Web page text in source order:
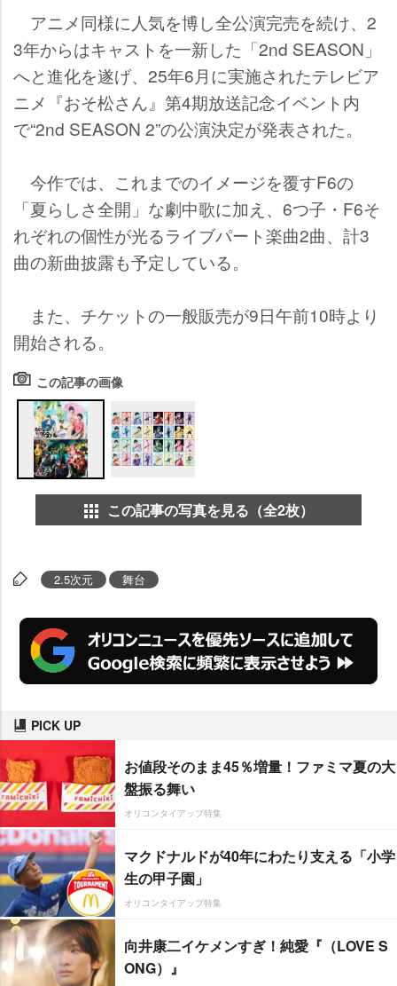
アニメ同様に人気を博し全公演完売を続け、2
3年からはキャストを一新した「2nd SEASON」
へと進化を遂げ、25年6月に実施されたテレビア
ニメ『おそ松さん』第4期放送記念イベント内
で“2nd SEASON 2”の公演決定が発表された。
今作では、これまでのイメージを覆すF6の
「夏らしさ全開」な劇中歌に加え、6つ子・F6そ
れぞれの個性が光るライブパート楽曲2曲、計3
曲の新曲披露も予定している。
また、チケットの一般販売が9日午前10時より
開始される。
この記事の画像
この記事の写真を見る（全2枚）
2.5次元 舞台
PICK UP
お値段そのまま45％増量！ファミマ夏の大
盤振る舞い
オリコンタイアップ特集
マクドナルドが40年にわたり支える「小学
生の甲子園」
オリコンタイアップ特集
向井康二イケメンすぎ！純愛『（LOVE S
ONG）』